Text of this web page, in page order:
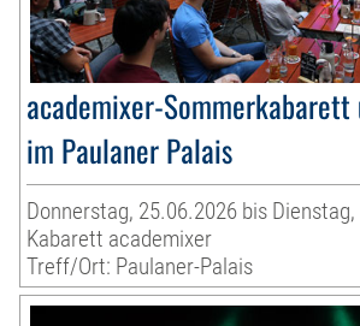
academixer-Sommerkabarett
im Paulaner Palais
Donnerstag, 25.06.2026 bis
Kabarett academixer
Treff/Ort: Paulaner-Palais